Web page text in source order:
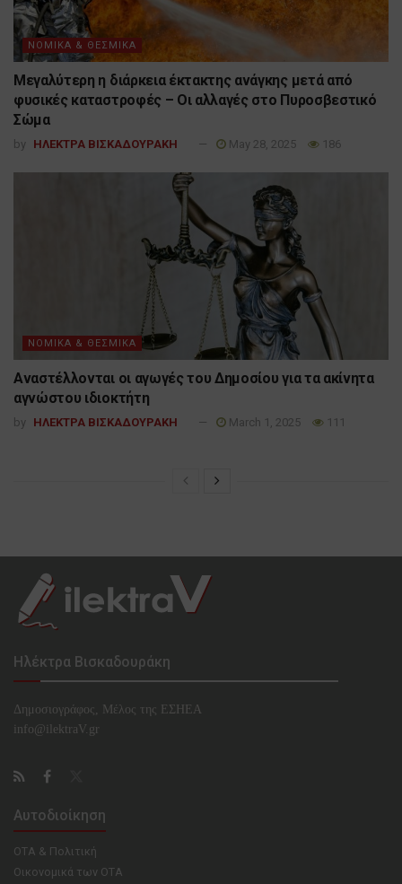
ΝΟΜΙΚΑ & ΘΕΣΜΙΚΑ
Μεγαλύτερη η διάρκεια έκτακτης ανάγκης μετά από
φυσικές καταστροφές – Οι αλλαγές στο Πυροσβεστικό
Σώμα
by ΗΛΕΚΤΡΑ ΒΙΣΚΑΔΟΥΡΑΚΗ May 28, 2025 186
ΝΟΜΙΚΑ & ΘΕΣΜΙΚΑ
Αναστέλλονται οι αγωγές του Δημοσίου για τα ακίνητα
αγνώστου ιδιοκτήτη
by ΗΛΕΚΤΡΑ ΒΙΣΚΑΔΟΥΡΑΚΗ March 1, 2025 111
Ηλέκτρα Βισκαδουράκη
Δημοσιογράφος, Μέλος της ΕΣHΕΑ
info@ilektraV.gr
Αυτοδιοίκηση
ΟΤΑ & Πολιτική
Οικονομικά των ΟΤΑ